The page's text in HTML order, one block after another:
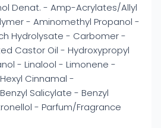
Denat. - Amp-Acrylates/Allyl
- Aminomethyl Propanol -
Hydrolysate - Carbomer -
Castor Oil - Hydroxypropyl
- Linalool - Limonene -
Cinnamal -
Salicylate - Benzyl
- Parfum/Fragrance